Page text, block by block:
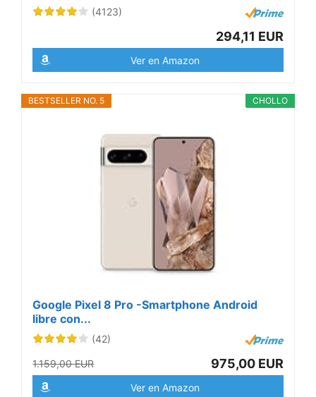
(4123)
294,11 EUR
Ver en Amazon
CHOLLO
BESTSELLER NO. 5
Google Pixel 8 Pro -Smartphone Android
libre con...
(42)
1.159,00 EUR 975,00 EUR
Ver en Amazon